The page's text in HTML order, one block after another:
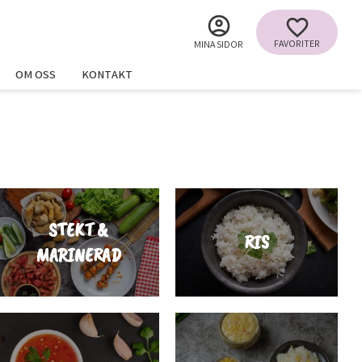
MINA SIDOR
FAVORITER
OM OSS KONTAKT
STEKT &
MARINERAD
RIS